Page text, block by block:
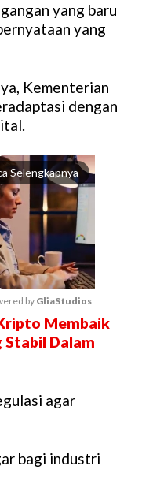
yang baru
yang
Kementerian
dengan
Selengkapnya
M
u
by GliaStudios
Membaik
Stabil Dalam
agar
bagi industri